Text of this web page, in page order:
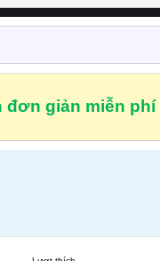
đơn giản miễn phí